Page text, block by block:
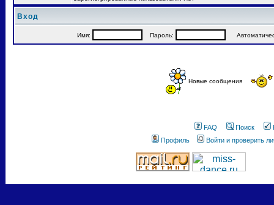
Вход
Имя: Пароль:
Новые сообщения
FAQ Поиск
Профиль
Войти и проверить